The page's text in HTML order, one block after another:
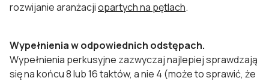
rozwijanie aranżacjiopartych na pętlach.
Wypełnienia w odpowiednich odstępach.
Wypełnienia perkusyjne zazwyczaj najlepiej sprawdzają
się na końcu 8 lub 16 taktów, a nie 4 (może to sprawić, że